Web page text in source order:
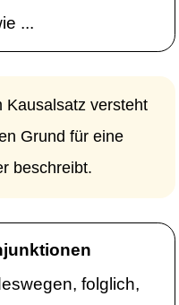
...
Kausalsatz versteht
Grund für eine
beschreibt.
folglich,